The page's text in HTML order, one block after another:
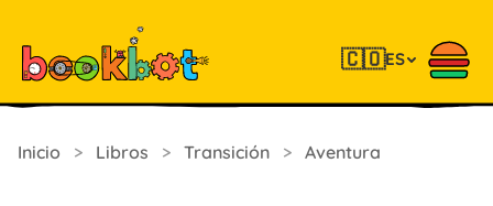
🇨🇴ES
Inicio > Libros > Transición > Aventura